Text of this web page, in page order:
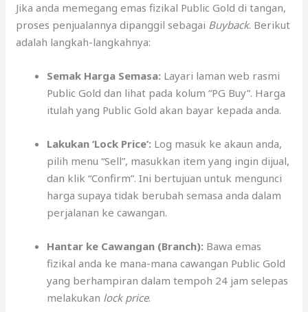
Jika anda memegang emas fizikal Public Gold di tangan,
proses penjualannya dipanggil sebagai Buyback. Berikut
adalah langkah-langkahnya:
Semak Harga Semasa: Layari laman web rasmi
Public Gold dan lihat pada kolum “PG Buy”. Harga
itulah yang Public Gold akan bayar kepada anda.
Lakukan ‘Lock Price’: Log masuk ke akaun anda,
pilih menu “Sell”, masukkan item yang ingin dijual,
dan klik “Confirm”. Ini bertujuan untuk mengunci
harga supaya tidak berubah semasa anda dalam
perjalanan ke cawangan.
Hantar ke Cawangan (Branch): Bawa emas
fizikal anda ke mana-mana cawangan Public Gold
yang berhampiran dalam tempoh 24 jam selepas
melakukan lock price.